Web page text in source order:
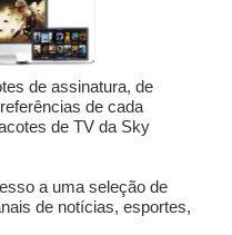
de assinatura, de
de cada
de TV da Sky
a uma seleção de
de notícias, esportes,